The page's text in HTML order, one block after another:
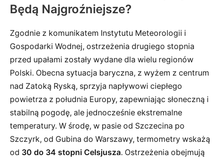
Będą Najgroźniejsze?
Zgodnie z komunikatem Instytutu Meteorologii i
Gospodarki Wodnej, ostrzeżenia drugiego stopnia
przed upałami zostały wydane dla wielu regionów
Polski. Obecna sytuacja baryczna, z wyżem z centrum
nad Zatoką Ryską, sprzyja napływowi ciepłego
powietrza z południa Europy, zapewniając słoneczną i
stabilną pogodę, ale jednocześnie ekstremalne
temperatury. W środę, w pasie od Szczecina po
Szczyrk, od Gubina do Warszawy, termometry wskażą
od 30 do 34 stopni Celsjusza. Ostrzeżenia obejmują